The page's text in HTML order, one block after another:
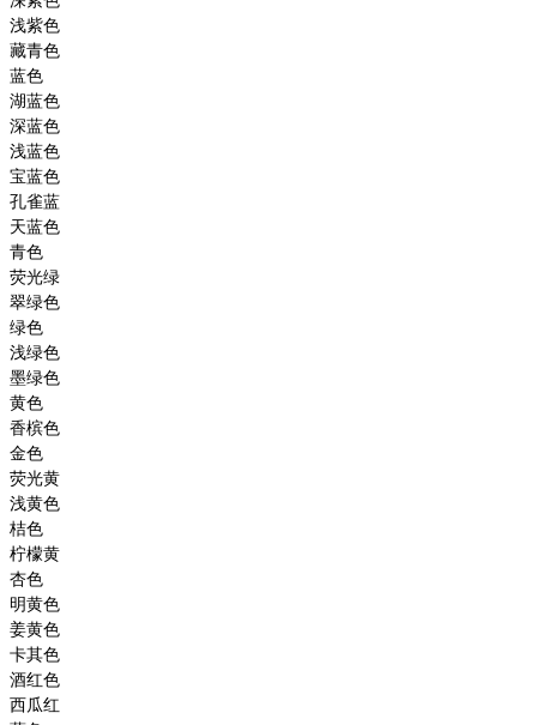
浅紫色
藏青色
蓝色
湖蓝色
深蓝色
浅蓝色
宝蓝色
孔雀蓝
天蓝色
青色
荧光绿
翠绿色
绿色
浅绿色
墨绿色
黄色
香槟色
金色
荧光黄
浅黄色
桔色
柠檬黄
杏色
明黄色
姜黄色
卡其色
酒红色
西瓜红